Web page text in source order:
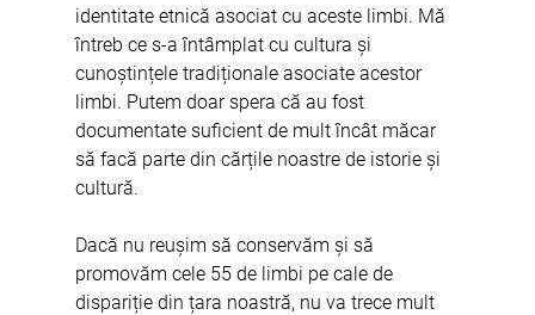
identitate etnică asociat cu aceste limbi. Mă
întreb ce s-a întâmplat cu cultura și
cunoștințele tradiționale asociate acestor
limbi. Putem doar spera că au fost
documentate suficient de mult încât măcar
să facă parte din cărțile noastre de istorie și
cultură.
Dacă nu reușim să conservăm și să
promovăm cele 55 de limbi pe cale de
dispariție din țara noastră, nu va trece mult